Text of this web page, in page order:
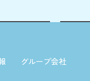
グループ会社